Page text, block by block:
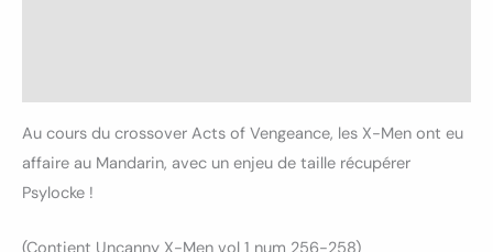
Au cours du crossover Acts of Vengeance, les X-Men ont eu
affaire au Mandarin, avec un enjeu de taille récupérer
Psylocke !